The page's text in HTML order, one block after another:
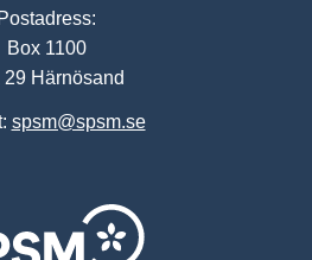
Postadress:
Box 1100
29 Härnösand
spsm@spsm.se